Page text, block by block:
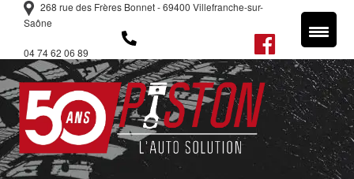
268 rue des Frères Bonnet - 69400 Villefranche-sur-
Saône
04 74 62 06 89